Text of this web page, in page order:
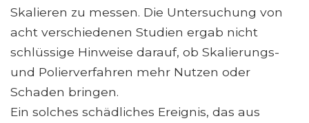
Skalieren zu messen. Die Untersuchung von
acht verschiedenen Studien ergab nicht
schlüssige Hinweise darauf, ob Skalierungs-
und Polierverfahren mehr Nutzen oder
Schaden bringen.
Ein solches schädliches Ereignis, das aus